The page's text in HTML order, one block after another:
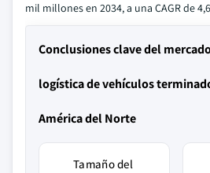
mil millones en 2034, a una CAGR de
Conclusiones clave del
logística de vehículos
América del Norte
Tamaño del